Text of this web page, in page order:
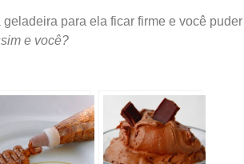
para ela ficar firme e você puder
e você?